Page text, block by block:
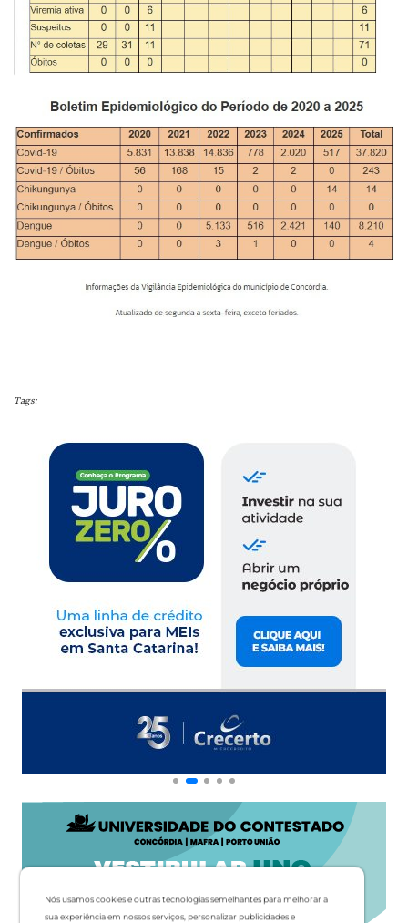
Nós usamos cookies e outras tecnologias semelhantes para melhorar a
sua experiência em nossos serviços, personalizar publicidades e
Tags: